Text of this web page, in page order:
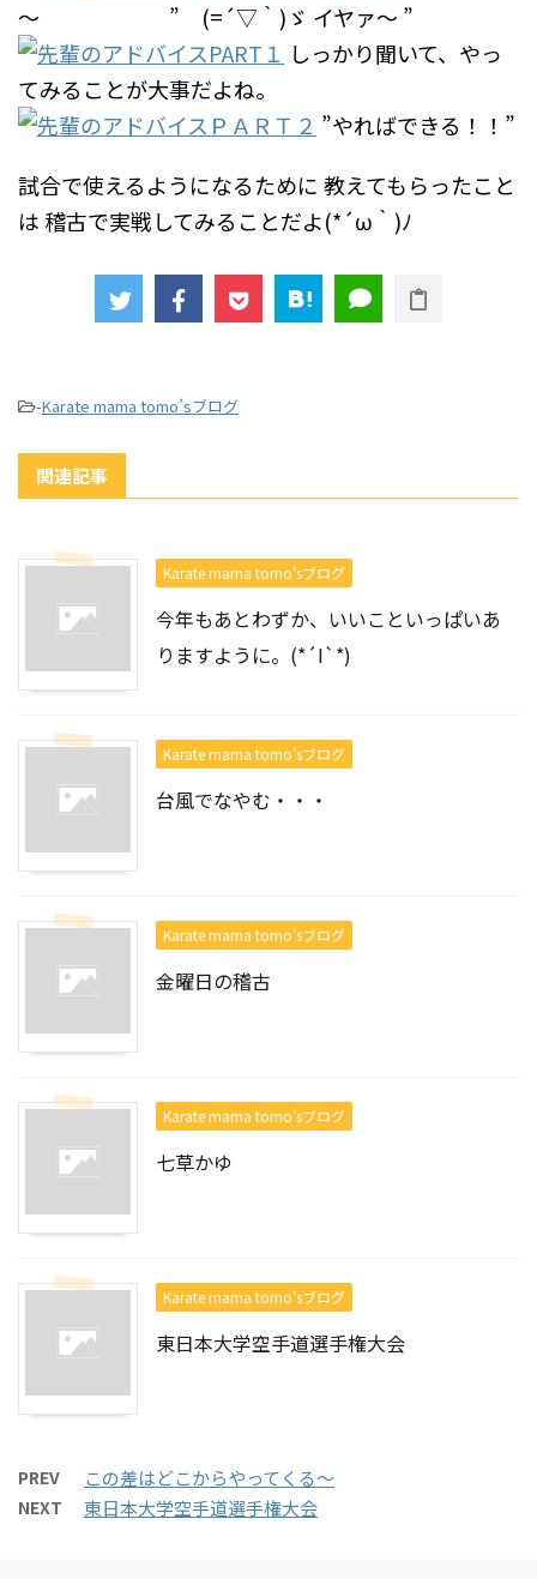
～ ” (=´▽｀)ゞ イヤァ～ ”
しっかり聞いて、やっ
てみることが大事だよね。
”やればできる！！”
試合で使えるようになるために 教えてもらったこと
は 稽古で実戦してみることだよ(*´ω｀)ﾉ
-Karate mama tomo’sブログ
関連記事
Karate mama tomo’sブログ
今年もあとわずか、いいこといっぱいあ
りますように。(*´I`*)
Karate mama tomo’sブログ
台風でなやむ・・・
Karate mama tomo’sブログ
金曜日の稽古
Karate mama tomo’sブログ
七草かゆ
Karate mama tomo’sブログ
東日本大学空手道選手権大会
PREV この差はどこからやってくる～
NEXT 東日本大学空手道選手権大会